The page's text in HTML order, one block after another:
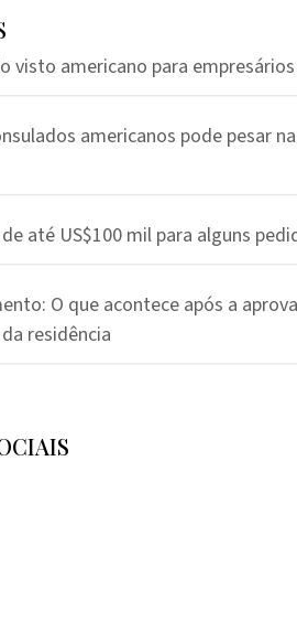
visto americano para empresários
americanos pode pesar
até US$100 mil para alguns
O que acontece após a
residência